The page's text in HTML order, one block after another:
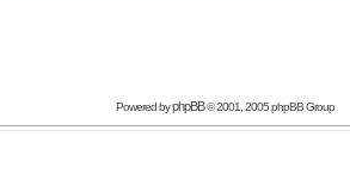
Powered byphpBB© 2001, 2005 phpBB Group